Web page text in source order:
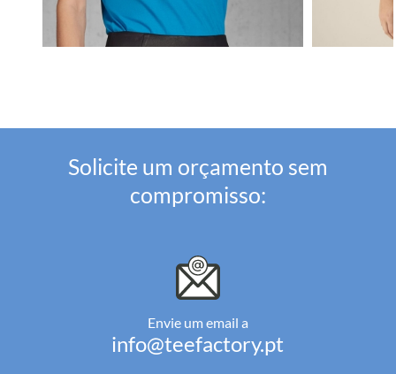
Solicite um orçamento sem
compromisso:
Envie um email a
info@teefactory.pt